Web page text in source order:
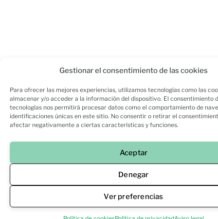
Gestionar el consentimiento de las cookies
Para ofrecer las mejores experiencias, utilizamos tecnologías como las
almacenar y/o acceder a la información del dispositivo. El consentimiento
tecnologías nos permitirá procesar datos como el comportamiento de
identificaciones únicas en este sitio. No consentir o retirar el
afectar negativamente a ciertas características y funciones.
Aceptar
Denegar
Ver preferencias